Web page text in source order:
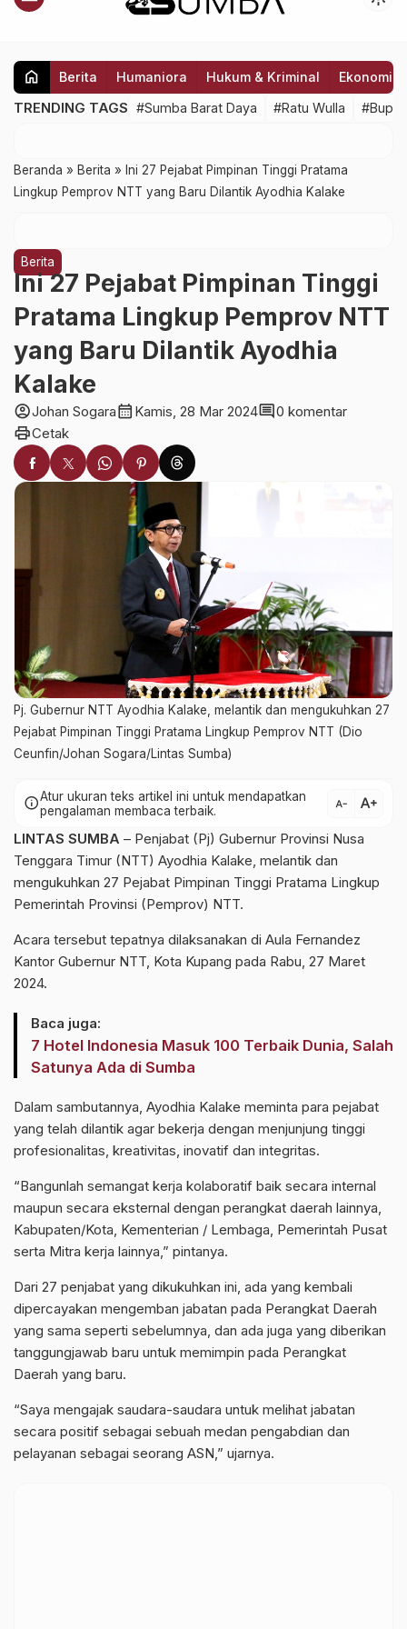
home Berita Humaniora Hukum & Kriminal Ekonomi
TRENDING TAGS #Sumba Barat Daya #Ratu Wulla
Beranda » Berita » Ini 27 Pejabat Pimpinan Tinggi Pratama
Lingkup Pemprov NTT yang Baru Dilantik Ayodhia Kalake
Berita
Ini 27 Pejabat Pimpinan Tinggi
Pratama Lingkup Pemprov NTT
yang Baru Dilantik Ayodhia
Kalake
account_circleJohan Sogaracalendar_month Kamis, 28 Mar 2024comment0 komentar
printCetak
Pj. Gubernur NTT Ayodhia Kalake, melantik dan mengukuhkan 27
Pejabat Pimpinan Tinggi Pratama Lingkup Pemprov NTT (Dio
Ceunfin/Johan Sogara/Lintas Sumba)
infoAtur ukuran teks artikel ini untuk mendapatkan
pengalaman membaca terbaik.
text_decrease text_increase
LINTAS SUMBA – Penjabat (Pj) Gubernur Provinsi Nusa
Tenggara Timur (NTT) Ayodhia Kalake, melantik dan
mengukuhkan 27 Pejabat Pimpinan Tinggi Pratama Lingkup
Pemerintah Provinsi (Pemprov) NTT.
Acara tersebut tepatnya dilaksanakan di Aula Fernandez
Kantor Gubernur NTT, Kota Kupang pada Rabu, 27 Maret
2024.
Baca juga:
7 Hotel Indonesia Masuk 100 Terbaik Dunia, Salah
Satunya Ada di Sumba
Dalam sambutannya, Ayodhia Kalake meminta para pejabat
yang telah dilantik agar bekerja dengan menjunjung tinggi
profesionalitas, kreativitas, inovatif dan integritas.
“Bangunlah semangat kerja kolaboratif baik secara internal
maupun secara eksternal dengan perangkat daerah lainnya,
Kabupaten/Kota, Kementerian / Lembaga, Pemerintah Pusat
serta Mitra kerja lainnya,” pintanya.
Dari 27 penjabat yang dikukuhkan ini, ada yang kembali
dipercayakan mengemban jabatan pada Perangkat Daerah
yang sama seperti sebelumnya, dan ada juga yang diberikan
tanggungjawab baru untuk memimpin pada Perangkat
Daerah yang baru.
“Saya mengajak saudara-saudara untuk melihat jabatan
secara positif sebagai sebuah medan pengabdian dan
pelayanan sebagai seorang ASN,” ujarnya.